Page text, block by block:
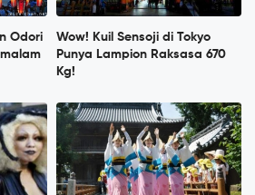
Odori
Wow! Kuil Sensoji di Tokyo
Punya Lampion Raksasa 670
Kg!